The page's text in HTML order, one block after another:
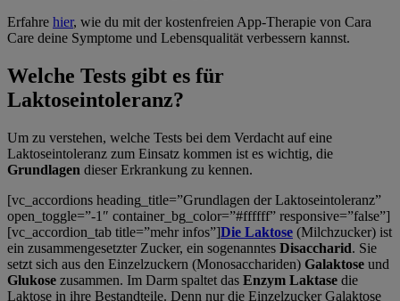
Erfahre hier, wie du mit der kostenfreien App-Therapie von Cara
Care deine Symptome und Lebensqualität verbessern kannst.
Welche Tests gibt es für
Laktoseintoleranz?
Um zu verstehen, welche Tests bei dem Verdacht auf eine
Laktoseintoleranz zum Einsatz kommen ist es wichtig, die
Grundlagen dieser Erkrankung zu kennen.
[vc_accordions heading_title=”Grundlagen der Laktoseintoleranz”
open_toggle=”-1″ container_bg_color=”#ffffff” responsive=”false”]
[vc_accordion_tab title=”mehr infos”]Die Laktose (Milchzucker) ist
ein zusammengesetzter Zucker, ein sogenanntes Disaccharid. Sie
setzt sich aus den Einzelzuckern (Monosacchariden) Galaktose und
Glukose zusammen. Im Darm spaltet das Enzym Laktase die
Laktose in ihre Bestandteile. Denn nur die Einzelzucker Galaktose